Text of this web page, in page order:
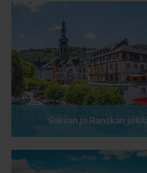
Saksan ja Ranskan